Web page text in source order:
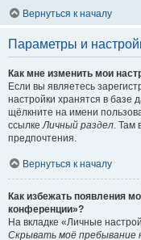
Вернуться к началу
Параметры и
Как мне изменить мои
Если вы являетесь
настройки хранятся в
щёлкните на имени
ссылкеЛичный раздел. Там
предпочтения.
Вернуться к началу
Как избежать появления
конференции»?
На вкладке «Личные
Скрывать моё пребывание